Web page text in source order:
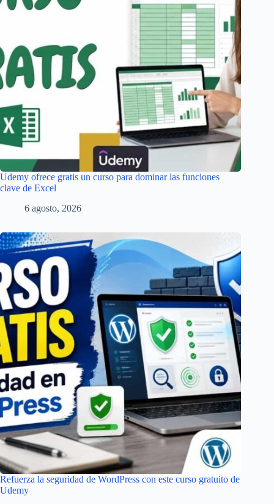
Udemy ofrece gratis un curso para dominar las funciones
clave de Excel
6 agosto, 2026
Refuerza la seguridad de WordPress con este curso gratuito de
Udemy